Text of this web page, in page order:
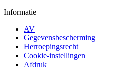
Informatie
AV
Gegevensbescherming
Herroepingsrecht
Cookie-instellingen
Afdruk